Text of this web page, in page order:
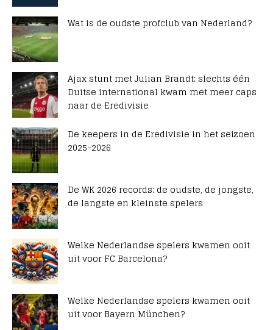
Wat is de oudste profclub van Nederland?
Ajax stunt met Julian Brandt: slechts één
Duitse international kwam met meer caps
naar de Eredivisie
De keepers in de Eredivisie in het seizoen
2025-2026
De WK 2026 records: de oudste, de jongste,
de langste en kleinste spelers
Welke Nederlandse spelers kwamen ooit
uit voor FC Barcelona?
Welke Nederlandse spelers kwamen ooit
uit voor Bayern München?